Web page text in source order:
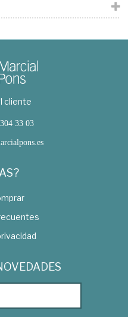
cliente
33 03